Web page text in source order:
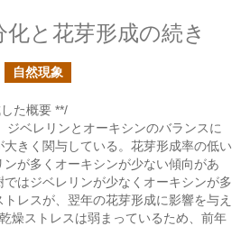
化と花芽形成の続き
自然現象
た概要 **/
ジベレリンとオーキシンのバランスに
きく関与している。花芽形成率の低い
が多くオーキシンが少ない傾向があ
ではジベレリンが少なくオーキシンが多
レスが、翌年の花芽形成に影響を与え
燥ストレスは弱まっているため、前年